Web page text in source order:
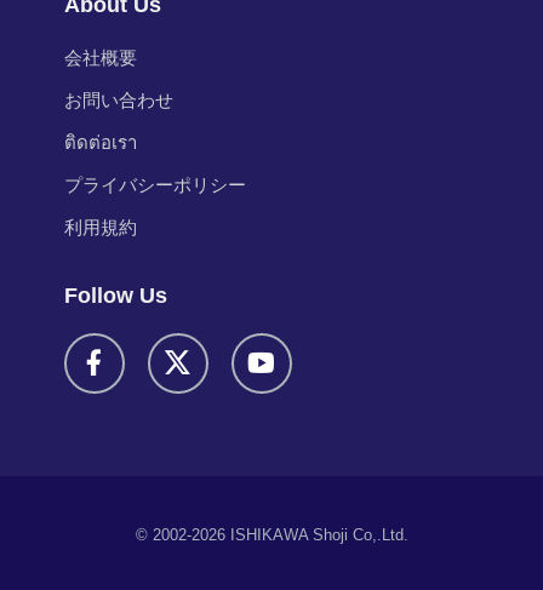
会社概要
お問い合わせ
ติดต่อเรา
プライバシーポリシー
利用規約
Follow Us
© 2002-2026 ISHIKAWA Shoji Co,.Ltd.